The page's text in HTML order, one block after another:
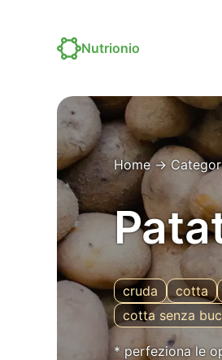
Nutrionio
Home→
cruda cotta
cotta senza
* perfeziona le